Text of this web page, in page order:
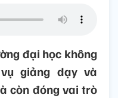
đại học không
giảng dạy và
còn đóng vai trò